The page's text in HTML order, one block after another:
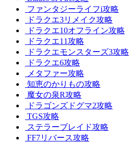
ファンタジーライフi攻略
ドラクエ3リメイク攻略
ドラクエ10オフライン攻略
ドラクエ11攻略
ドラクエモンスターズ3攻略
ドラクエ6攻略
メタファー攻略
知恵のかりもの攻略
魔女の泉R攻略
ドラゴンズドグマ2攻略
TGS攻略
ステラーブレイド攻略
FF7リバース攻略